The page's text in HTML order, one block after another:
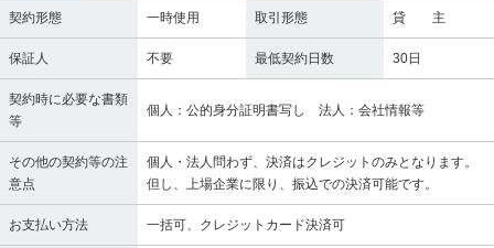
契約形態 一時使用 取引形態 貸 主
保証人 不要 最低契約日数 30日
契約時に必要な書類
等
個人：公的身分証明書写し 法人：会社情報等
その他の契約等の注
意点
個人・法人問わず、決済はクレジットのみとなります。
但し、上場企業に限り、振込での決済可能です。
お支払い方法 一括可、クレジットカード決済可